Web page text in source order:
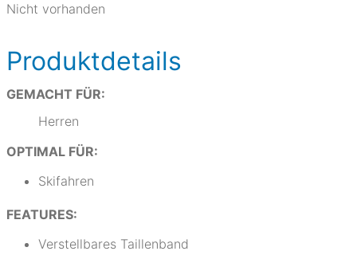
Nicht vorhanden
Produktdetails
GEMACHT FÜR:
Herren
OPTIMAL FÜR:
Skifahren
FEATURES:
Verstellbares Taillenband